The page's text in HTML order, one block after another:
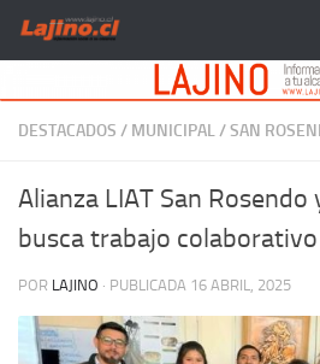
Saltar al contenido
DESTACADOS / MUNICIPAL/SAN
Alianza LIAT San Rosendo
busca trabajo
POR LAJINO · PUBLICADA 16 ABRIL, 2025